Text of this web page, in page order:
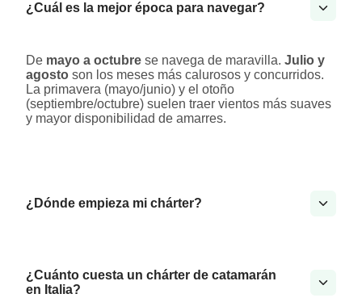
¿Cuál es la mejor época para navegar?
De mayo a octubre se navega de maravilla. Julio y
agosto son los meses más calurosos y concurridos.
La primavera (mayo/junio) y el otoño
(septiembre/octubre) suelen traer vientos más suaves
y mayor disponibilidad de amarres.
¿Dónde empieza mi chárter?
¿Cuánto cuesta un chárter de catamarán
en Italia?